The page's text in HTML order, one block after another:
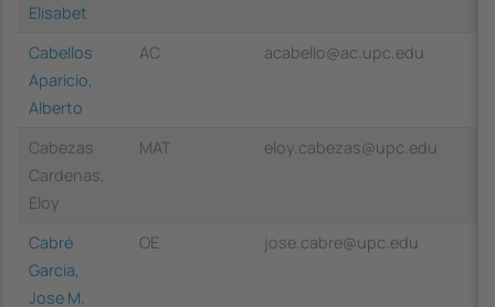
Elisabet
Cabellos
Aparicio,
Alberto
AC acabello@ac.upc.edu
Cabezas
Cardenas,
Eloy
MAT eloy.cabezas@upc.edu
Cabré
Garcia,
Jose M.
OE jose.cabre@upc.edu